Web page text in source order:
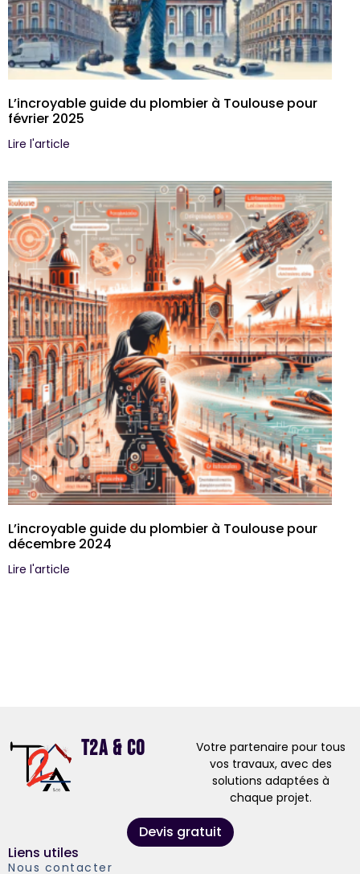
L’incroyable guide du plombier à Toulouse pour
février 2025
Lire l'article
L’incroyable guide du plombier à Toulouse pour
décembre 2024
Lire l'article
Liens utiles
Nous contacter
T2A & Co
Votre partenaire pour tous
vos travaux, avec des
solutions adaptées à
chaque projet.
Devis gratuit